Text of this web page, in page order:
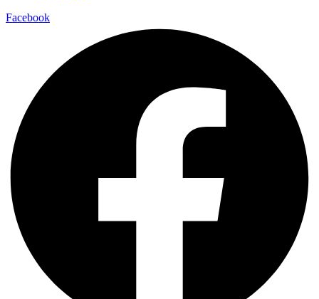
Facebook